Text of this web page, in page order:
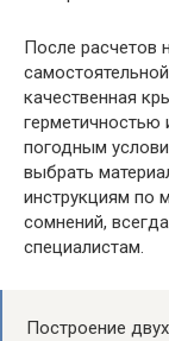
После расчетов
качественная
герметичностью
погодным
выбрать
инструкциям по
сомнений,
специалистам.
Построение